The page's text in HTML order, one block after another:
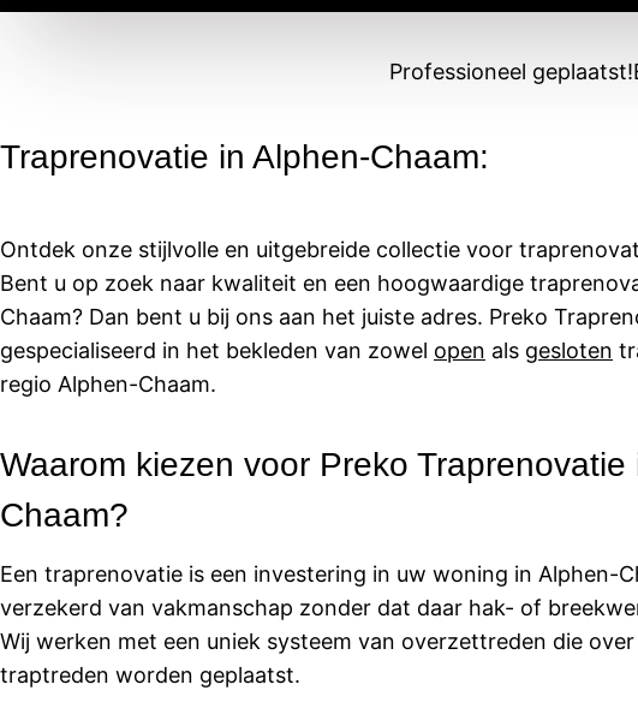
Professioneel geplaatst!
Traprenovatie in Alphen-Chaam:
Ontdek onze stijlvolle en uitgebreide collectie voor
Bent u op zoek naar kwaliteit en een hoogwaardige
Chaam? Dan bent u bij ons aan het juiste adres. Preko
gespecialiseerd in het bekleden van zowel open als gesloten
regio Alphen-Chaam.
Waarom kiezen voor Preko Traprenovatie
Chaam?
Een traprenovatie is een investering in uw woning in Alphen-
verzekerd van vakmanschap zonder dat daar hak- of
Wij werken met een uniek systeem van overzettreden die
traptreden worden geplaatst.